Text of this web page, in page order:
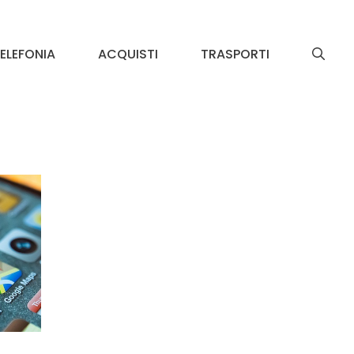
ACQUISTI TRASPORTI